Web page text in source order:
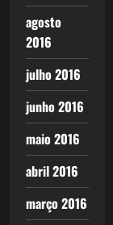
agosto
2016
julho 2016
junho 2016
maio 2016
abril 2016
março 2016